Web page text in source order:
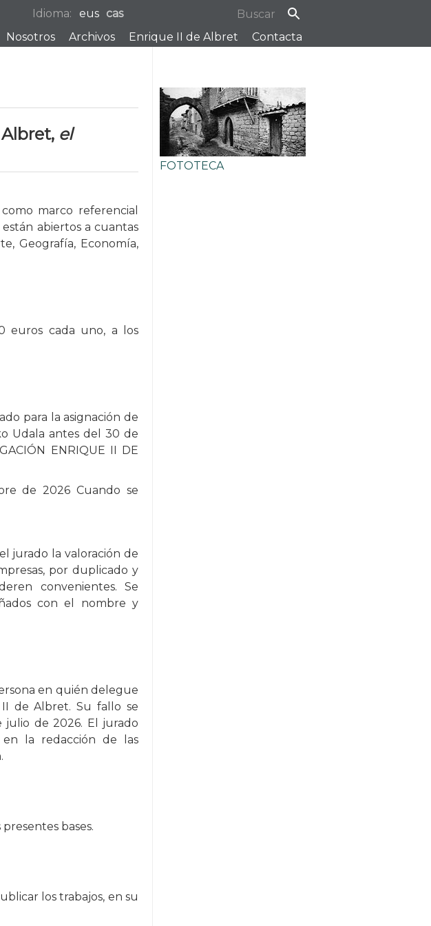
Nosotros Archivos Enrique II de Albret Contacta
Idioma: eus cas
el
marco referencial
abiertos a cuantas
Geografía, Economía,
euros cada uno, a los
para la asignación de
Udala antes del 30 de
ENRIQUE II DE
de 2026 Cuando se
jurado la valoración de
por duplicado y
convenientes. Se
con el nombre y
en quién delegue
de Albret. Su fallo se
julio de 2026. El jurado
la redacción de las
bases.
los trabajos, en su
FOTOTECA